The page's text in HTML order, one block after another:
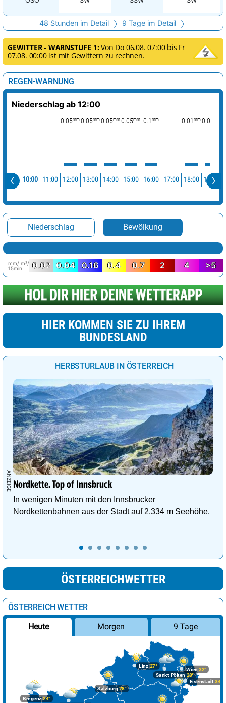
48 Stunden im Detail 9 Tage im Detail
GEWITTER - WARNSTUFE 1:Von Do 06.08. 07:00 bis Fr
07.08. 00:00 ist mit Gewittern zu rechnen.
REGEN-WARNUNG
Niederschlag ab 12:00
0.05mm 0.05mm 0.05mm 0.05mm 0.1 mm 0.01 mm 0.04
10:00 11:00 12:00 13:00 14:00 15:00 16:00 17:00 18:00 19:00
Niederschlag Bewölkung
mm/ m²/
15min
0.02 0.04 0.16 0.4 0.7 2 4 >5
HIER KOMMEN SIE ZU IHREM
BUNDESLAND
HERBSTURLAUB IN ÖSTERREICH
Nordkette. Top of Innsbruck
In wenigen Minuten mit den Innsbrucker
Nordkettenbahnen aus der Stadt auf 2.334 m Seehöhe.
ÖSTERREICHWETTER
ÖSTERREICH WETTER
Heute Morgen 9 Tage
Bregenz24°
Linz27°
Salzburg28°
Wien 32°
Eisenstadt 34°
Sankt Pölten 28°